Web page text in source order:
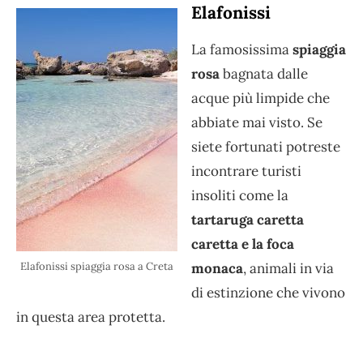
Elafonissi spiaggia rosa a Creta
Elafonissi
La famosissimaspiaggia
rosabagnata dalle
acque più limpide che
abbiate mai visto. Se
siete fortunati potreste
incontrare turisti
insoliti come la
tartaruga caretta
caretta e la foca
monaca, animali in via
di estinzione che vivono
in questa area protetta.